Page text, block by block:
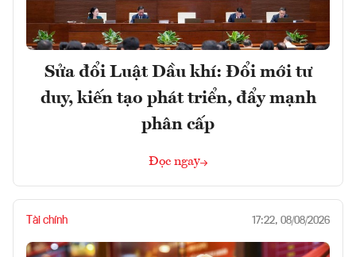
Sửa đổi Luật Dầu khí: Đổi mới tư
duy, kiến tạo phát triển, đẩy mạnh
phân cấp
Đọc ngay
Tài chính 17:22, 08/08/2026